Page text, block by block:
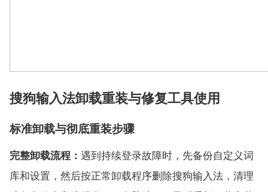
搜狗输入法卸载重装与修复工具使用
标准卸载与彻底重装步骤
完整卸载流程： 遇到持续登录故障时，先备份自定义词
库和设置，然后按正常卸载程序删除搜狗输入法，清理